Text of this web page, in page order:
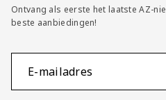
Ontvang als eerste het laatste AZ-
beste aanbiedingen!
E-mailadres